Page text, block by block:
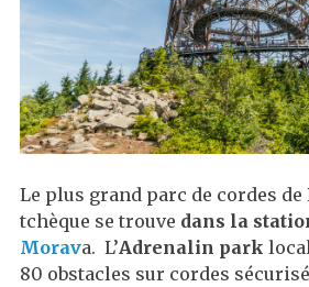
Le plus grand parc de cordes de
tchèque se trouve dans la
Morava. L’Adrenalin park
80 obstacles sur cordes